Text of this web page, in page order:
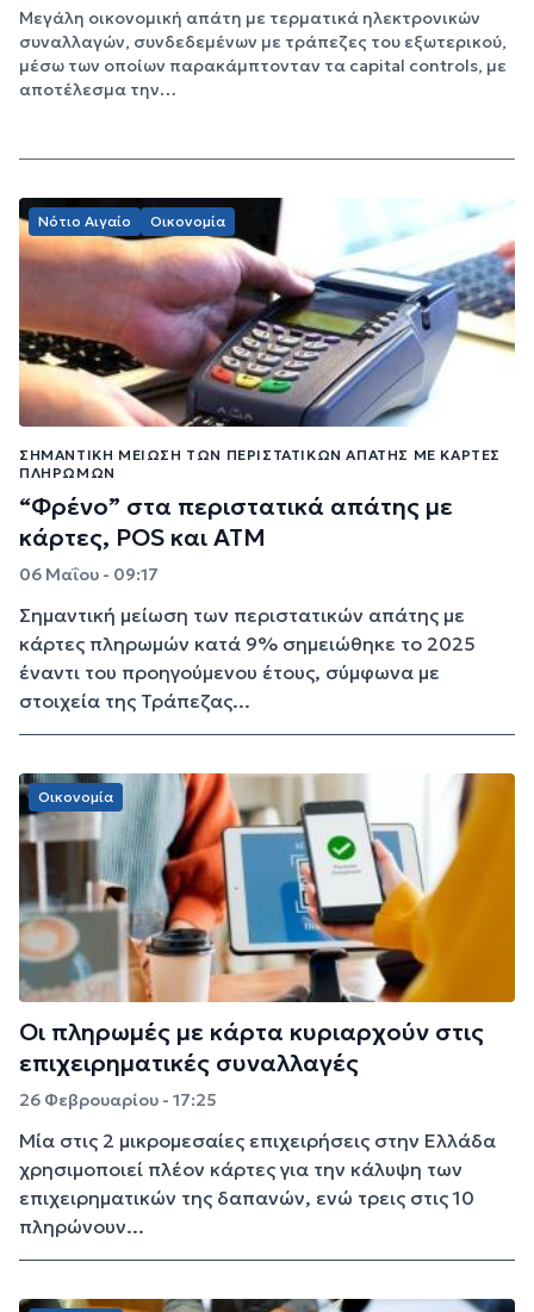
Μεγάλη οικονομική απάτη με τερματικά ηλεκτρονικών
συναλλαγών, συνδεδεμένων με τράπεζες του εξωτερικού,
μέσω των οποίων παρακάμπτονταν τα capital controls, με
αποτέλεσμα την…
Νότιο Αιγαίο Οικονομία
ΣΗΜΑΝΤΙΚΉ ΜΕΊΩΣΗ ΤΩΝ ΠΕΡΙΣΤΑΤΙΚΏΝ ΑΠΆΤΗΣ ΜΕ ΚΆΡΤΕΣ
ΠΛΗΡΩΜΏΝ
“Φρένο” στα περιστατικά απάτης με
κάρτες, POS και ATM
06 Μαΐου - 09:17
Σημαντική μείωση των περιστατικών απάτης με
κάρτες πληρωμών κατά 9% σημειώθηκε το 2025
έναντι του προηγούμενου έτους, σύμφωνα με
στοιχεία της Τράπεζας...
Οικονομία
Οι πληρωμές με κάρτα κυριαρχούν στις
επιχειρηματικές συναλλαγές
26 Φεβρουαρίου - 17:25
Μία στις 2 μικρομεσαίες επιχειρήσεις στην Ελλάδα
χρησιμοποιεί πλέον κάρτες για την κάλυψη των
επιχειρηματικών της δαπανών, ενώ τρεις στις 10
πληρώνουν...